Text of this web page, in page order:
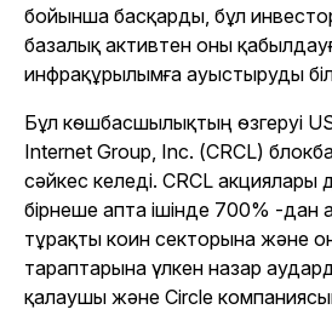
бойынша басқарды, бұл
базалық активтен оны
инфрақұрылымға ауыстыруды
Бұл көшбасшылықтың өзгеруі
Internet Group, Inc. (CRCL)
сәйкес келеді. CRCL акциялары
бірнеше апта ішінде 700% -дан
тұрақты коин секторына және
тараптарына үлкен назар
қалаушы және Circle